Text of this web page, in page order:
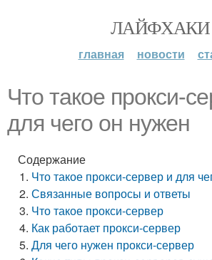
ЛАЙФХАКИ
главная новости
Что такое прокси-
для чего он нужен
Содержание
Что такое прокси-сервер и для
Связанные вопросы и ответы
Что такое прокси-сервер
Как работает прокси-сервер
Для чего нужен прокси-сервер